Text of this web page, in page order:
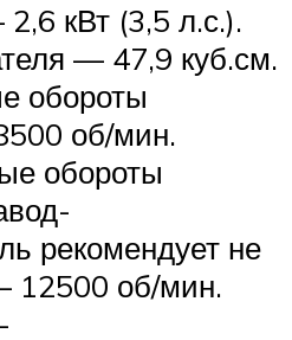
кВт (3,5 л.с.).
— 47,9 куб.см.
обороты
об/мин.
обороты
рекомендует не
12500 об/мин.